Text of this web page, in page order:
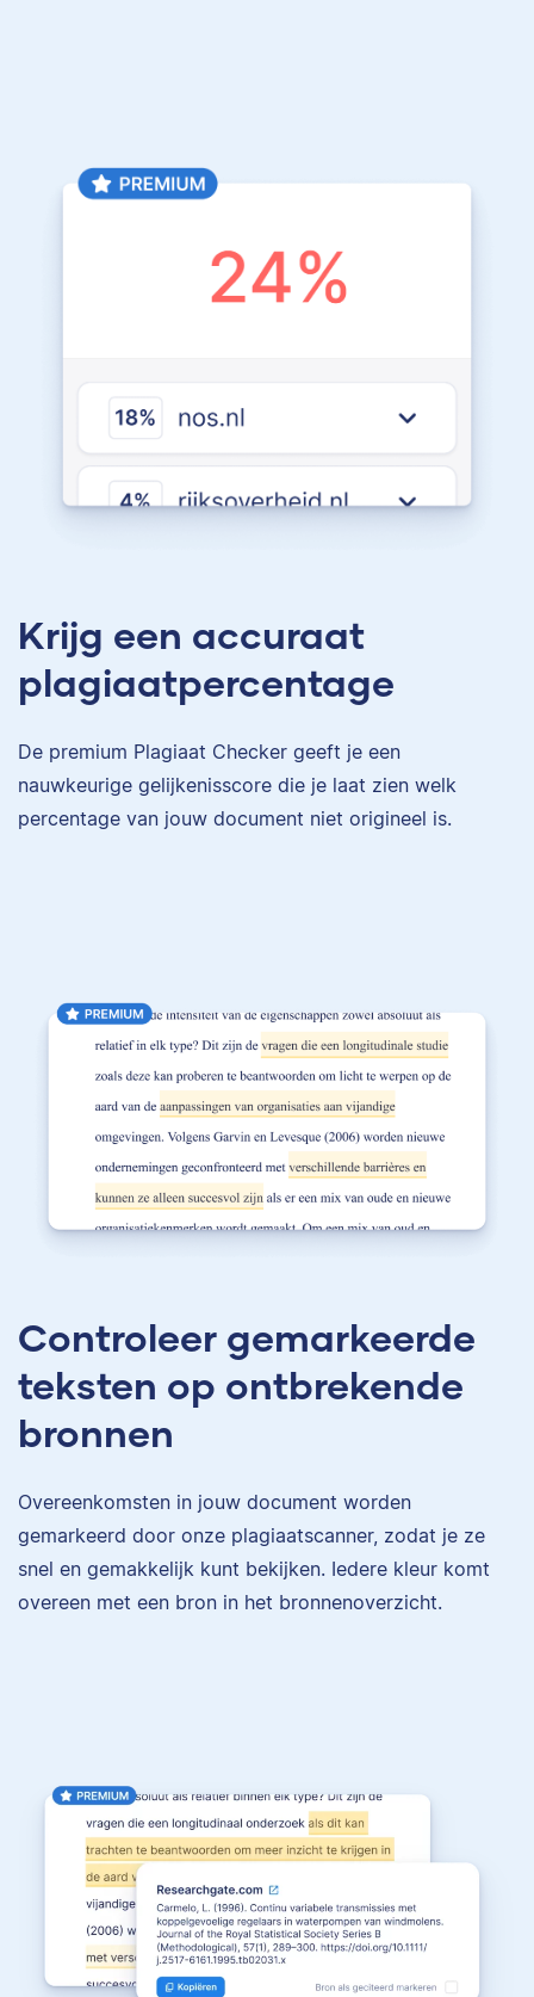
Krijg een accuraat
plagiaatpercentage
De premium Plagiaat Checker geeft je een
nauwkeurige gelijkenisscore die je laat zien welk
percentage van jouw document niet origineel is.
Controleer gemarkeerde
teksten op ontbrekende
bronnen
Overeenkomsten in jouw document worden
gemarkeerd door onze plagiaatscanner, zodat je ze
snel en gemakkelijk kunt bekijken. Iedere kleur komt
overeen met een bron in het bronnenoverzicht.